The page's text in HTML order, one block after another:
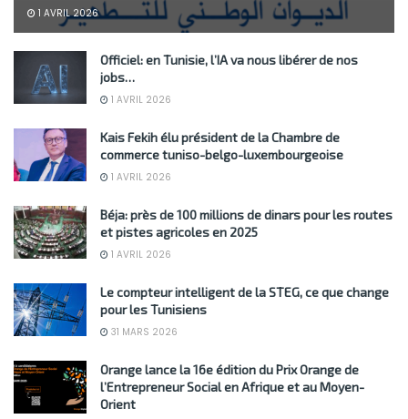
1 AVRIL 2026
Officiel: en Tunisie, l’IA va nous libérer de nos
jobs…
1 AVRIL 2026
Kais Fekih élu président de la Chambre de
commerce tuniso-belgo-luxembourgeoise
1 AVRIL 2026
Béja: près de 100 millions de dinars pour les routes
et pistes agricoles en 2025
1 AVRIL 2026
Le compteur intelligent de la STEG, ce que change
pour les Tunisiens
31 MARS 2026
Orange lance la 16e édition du Prix Orange de
l’Entrepreneur Social en Afrique et au Moyen-
Orient